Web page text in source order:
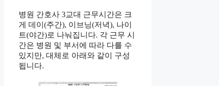
병원 간호사 3교대 근무시간은 크
게 데이(주간), 이브닝(저녁), 나이
트(야간)로 나눠집니다. 각 근무 시
간은 병원 및 부서에 따라 다를 수
있지만, 대체로 아래와 같이 구성
됩니다.